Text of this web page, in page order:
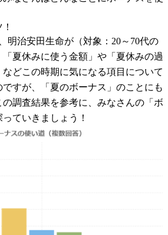
明治安田生命が（対象：20～70代の
「夏休みに使う金額」や「夏休みの過
どこの時期に気になる項目について
すが、「夏のボーナス」のことにも
調査結果を参考に、みなさんの「ボ
ていきましょう！